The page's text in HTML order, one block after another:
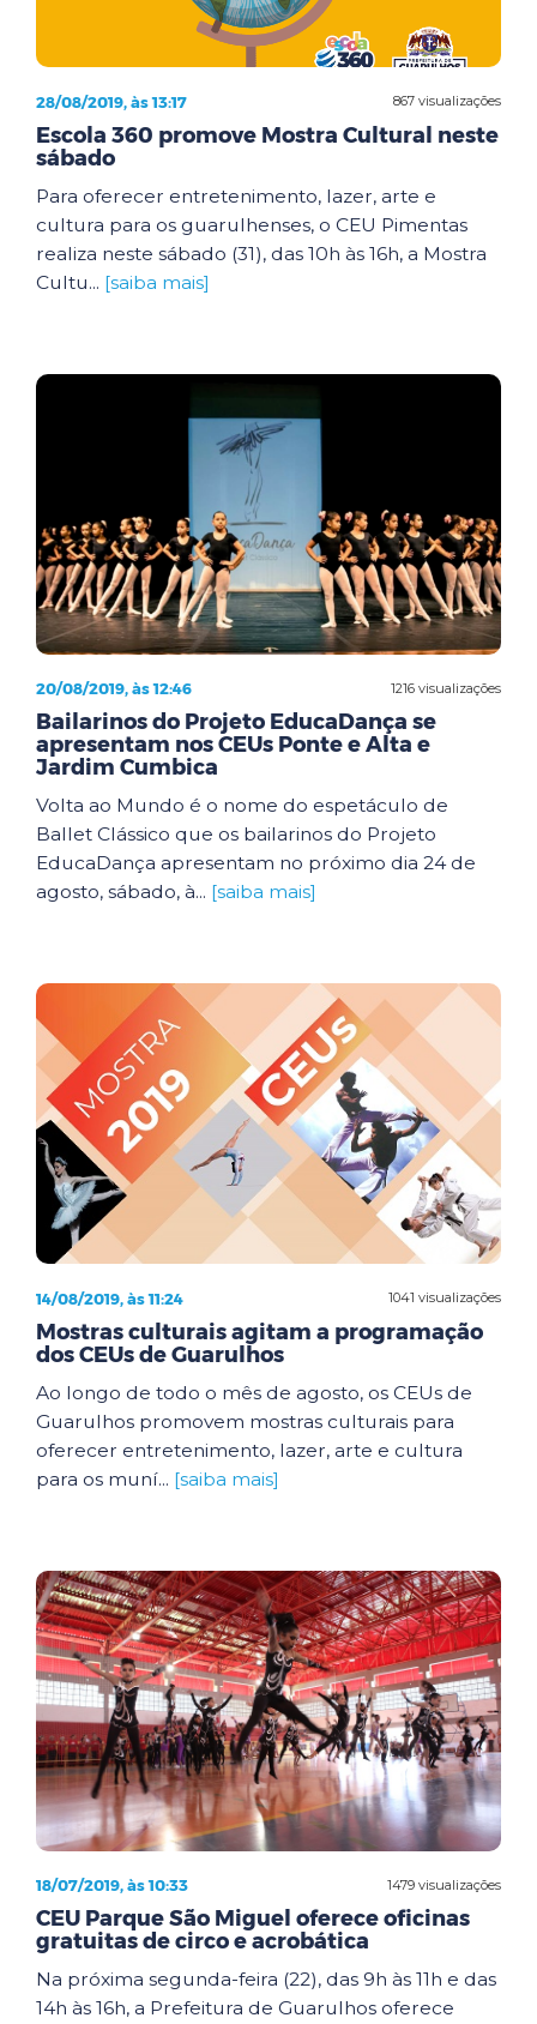
867 visualizações
28/08/2019, às 13:17
Escola 360 promove Mostra Cultural neste
sábado
Para oferecer entretenimento, lazer, arte e
cultura para os guarulhenses, o CEU Pimentas
realiza neste sábado (31), das 10h às 16h, a Mostra
Cultu... [saiba mais]
1216 visualizações
20/08/2019, às 12:46
Bailarinos do Projeto EducaDança se
apresentam nos CEUs Ponte e Alta e
Jardim Cumbica
Volta ao Mundo é o nome do espetáculo de
Ballet Clássico que os bailarinos do Projeto
EducaDança apresentam no próximo dia 24 de
agosto, sábado, à... [saiba mais]
1041 visualizações
14/08/2019, às 11:24
Mostras culturais agitam a programação
dos CEUs de Guarulhos
Ao longo de todo o mês de agosto, os CEUs de
Guarulhos promovem mostras culturais para
oferecer entretenimento, lazer, arte e cultura
para os muní... [saiba mais]
1479 visualizações
18/07/2019, às 10:33
CEU Parque São Miguel oferece oficinas
gratuitas de circo e acrobática
Na próxima segunda-feira (22), das 9h às 11h e das
14h às 16h, a Prefeitura de Guarulhos oferece